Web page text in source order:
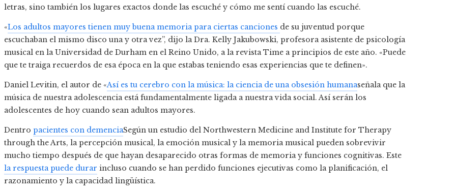
letras, sino también los lugares exactos donde las escuché y cómo me sentí cuando las escuché.
«Los adultos mayores tienen muy buena memoria para ciertas canciones de su juventud porque
escuchaban el mismo disco una y otra vez”, dijo la Dra. Kelly Jakubowski, profesora asistente de psicología
musical en la Universidad de Durham en el Reino Unido, a la revista Time a principios de este año. «Puede
que te traiga recuerdos de esa época en la que estabas teniendo esas experiencias que te definen».
Daniel Levitin, el autor de «Así es tu cerebro con la música: la ciencia de una obsesión humanaseñala que la
música de nuestra adolescencia está fundamentalmente ligada a nuestra vida social. Así serán los
adolescentes de hoy cuando sean adultos mayores.
Dentro pacientes con demenciaSegún un estudio del Northwestern Medicine and Institute for Therapy
through the Arts, la percepción musical, la emoción musical y la memoria musical pueden sobrevivir
mucho tiempo después de que hayan desaparecido otras formas de memoria y funciones cognitivas. Este
la respuesta puede durar incluso cuando se han perdido funciones ejecutivas como la planificación, el
razonamiento y la capacidad lingüística.